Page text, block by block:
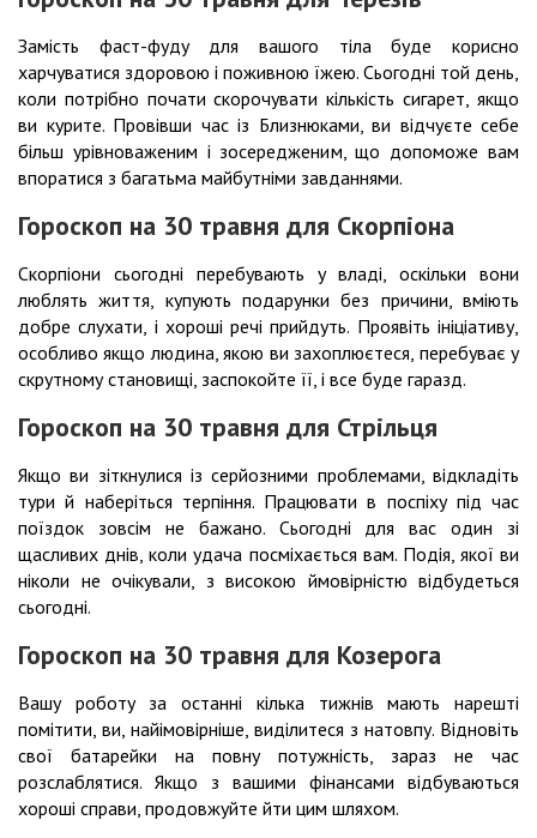
Замість фаст-фуду для вашого тіла буде корисно
харчуватися здоровою і поживною їжею. Сьогодні той день,
коли потрібно почати скорочувати кількість сигарет, якщо
ви курите. Провівши час із Близнюками, ви відчуєте себе
більш урівноваженим і зосередженим, що допоможе вам
впоратися з багатьма майбутніми завданнями.
Гороскоп на 30 травня для Скорпіона
Скорпіони сьогодні перебувають у владі, оскільки вони
люблять життя, купують подарунки без причини, вміють
добре слухати, і хороші речі прийдуть. Проявіть ініціативу,
особливо якщо людина, якою ви захоплюєтеся, перебуває у
скрутному становищі, заспокойте її, і все буде гаразд.
Гороскоп на 30 травня для Стрільця
Якщо ви зіткнулися із серйозними проблемами, відкладіть
тури й наберіться терпіння. Працювати в поспіху під час
поїздок зовсім не бажано. Сьогодні для вас один зі
щасливих днів, коли удача посміхається вам. Подія, якої ви
ніколи не очікували, з високою ймовірністю відбудеться
сьогодні.
Гороскоп на 30 травня для Козерога
Вашу роботу за останні кілька тижнів мають нарешті
помітити, ви, найімовірніше, виділитеся з натовпу. Відновіть
свої батарейки на повну потужність, зараз не час
розслаблятися. Якщо з вашими фінансами відбуваються
хороші справи, продовжуйте йти цим шляхом.